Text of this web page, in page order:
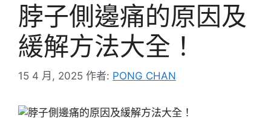
脖子側邊痛的原因及
緩解方法大全！
15 4 月, 2025 作者: PONG CHAN